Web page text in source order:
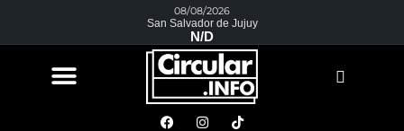
08/08/2026
San Salvador de Jujuy
N/D